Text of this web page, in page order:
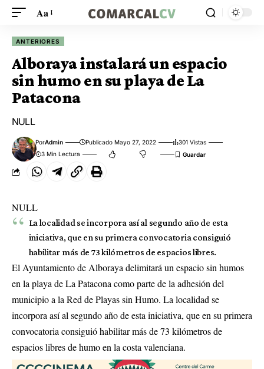
Aa
ANTERIORES
Alboraya instalará un espacio
sin humo en su playa de La
Patacona
NULL
PorAdmin Publicado Mayo 27, 2022
301 Vistas
3 Min Lectura
NULL
La localidad se incorpora así al segundo año de esta
iniciativa, que en su primera convocatoria consiguió
habilitar más de 73 kilómetros de espacios libres.
El Ayuntamiento de Alboraya delimitará un espacio sin humos
en la playa de La Patacona como parte de la adhesión del
municipio a la Red de Playas sin Humo. La localidad se
incorpora así al segundo año de esta iniciativa, que en su primera
convocatoria consiguió habilitar más de 73 kilómetros de
espacios libres de humo en la costa valenciana.